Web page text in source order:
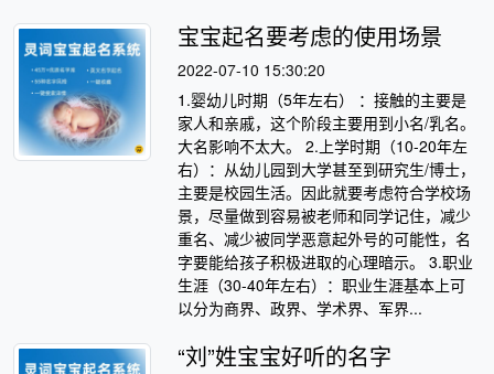
宝宝起名要考虑的使用场景
2022-07-10 15:30:20
1.婴幼儿时期（5年左右） ：接触的主要是
家人和亲戚，这个阶段主要用到小名/乳名。
大名影响不太大。 2.上学时期（10-20年左
右）：从幼儿园到大学甚至到研究生/博士，
主要是校园生活。因此就要考虑符合学校场
景，尽量做到容易被老师和同学记住，减少
重名、减少被同学恶意起外号的可能性，名
字要能给孩子积极进取的心理暗示。 3.职业
生涯（30-40年左右）：职业生涯基本上可
以分为商界、政界、学术界、军界...
“刘”姓宝宝好听的名字